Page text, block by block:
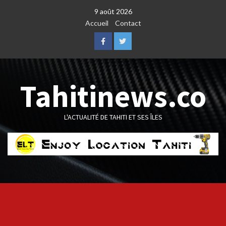
9 août 2026
Accueil
Contact
FacebookTwitter
Tahitinews.co
L'ACTUALITÉ DE TAHITI ET SES ÎLES